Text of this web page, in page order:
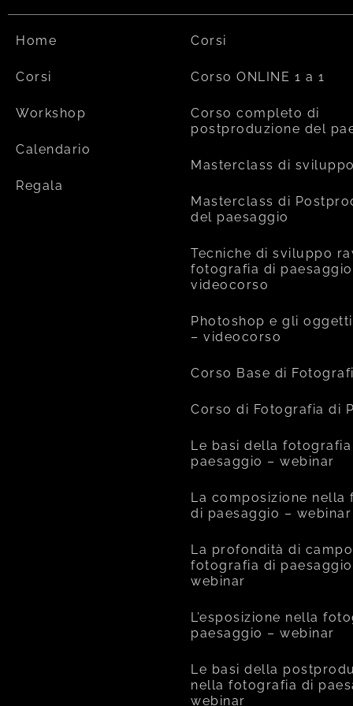
Home
Corsi
Workshop
Calendario
Regala
Corsi
Corso ONLINE 1 a 1
Corso completo di
postproduzione del
Masterclass di
Masterclass di
del paesaggio
Tecniche di sviluppo
fotografia di
videocorso
Photoshop e gli
– videocorso
Corso Base di
Corso di Fotografia di
Le basi della
paesaggio – webinar
La composizione nella
di paesaggio – webinar
La profondità di
fotografia di
webinar
L’esposizione nella
paesaggio – webinar
Le basi della
nella fotografia di
webinar